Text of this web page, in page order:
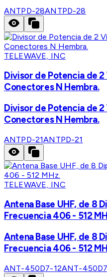
ANTPD-28ANTPD-28
TELEWAVE, INC
Divisor de Potencia de
Conectores N Hembra.
Divisor de Potencia de
Conectores N Hembra.
ANTPD-21ANTPD-21
TELEWAVE, INC
Antena Base UHF, de 8
Frecuencia 406 - 512
Antena Base UHF, de 8
Frecuencia 406 - 512
ANT-450D7-12ANT-